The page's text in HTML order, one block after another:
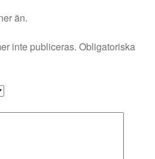
än.
inte publiceras. Obligatoriska